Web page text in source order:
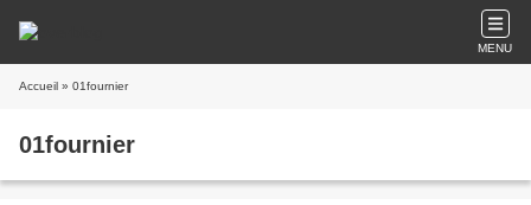
MENU
Accueil » 01fournier
01fournier